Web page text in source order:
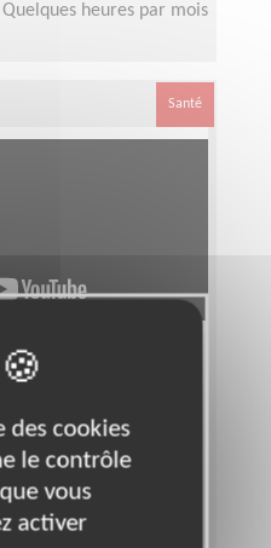
Quelques heures par mois
Santé
contre les
des cookies
le contrôle
vous
activer